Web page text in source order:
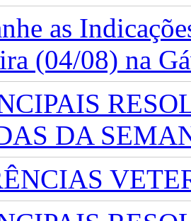
as
(04/08) na
DA